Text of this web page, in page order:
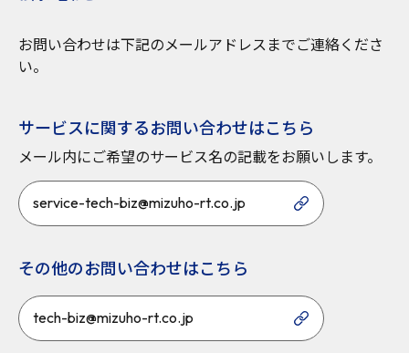
お問い合わせは下記のメールアドレスまでご連絡くださ
い。
サービスに関するお問い合わせはこちら
メール内にご希望のサービス名の記載をお願いします。
service-tech-biz@mizuho-rt.co.jp
その他のお問い合わせはこちら
tech-biz@mizuho-rt.co.jp